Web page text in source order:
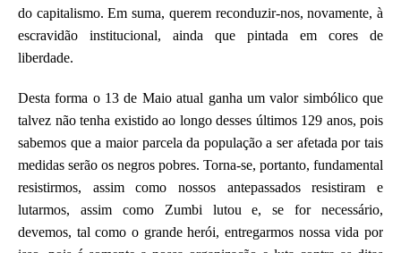
do capitalismo. Em suma, querem reconduzir-nos, novamente, à
escravidão institucional, ainda que pintada em cores de
liberdade.
Desta forma o 13 de Maio atual ganha um valor simbólico que
talvez não tenha existido ao longo desses últimos 129 anos, pois
sabemos que a maior parcela da população a ser afetada por tais
medidas serão os negros pobres. Torna-se, portanto, fundamental
resistirmos, assim como nossos antepassados resistiram e
lutarmos, assim como Zumbi lutou e, se for necessário,
devemos, tal como o grande herói, entregarmos nossa vida por